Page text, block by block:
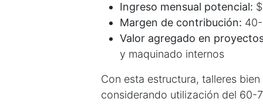
Ingreso mensual potencial:
Margen de contribución:
Valor agregado en
y maquinado internos
Con esta estructura, talleres
considerando utilización del 60-